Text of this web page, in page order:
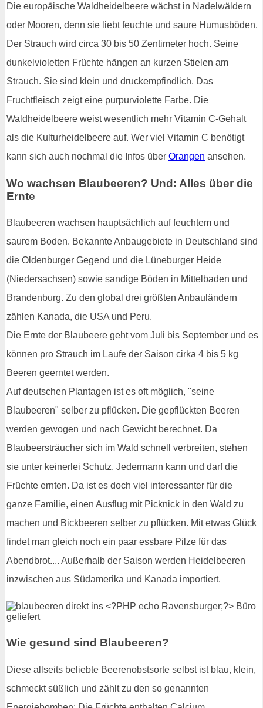
Die europäische Waldheidelbeere wächst in Nadelwäldern
oder Mooren, denn sie liebt feuchte und saure Humusböden.
Der Strauch wird circa 30 bis 50 Zentimeter hoch. Seine
dunkelvioletten Früchte hängen an kurzen Stielen am
Strauch. Sie sind klein und druckempfindlich. Das
Fruchtfleisch zeigt eine purpurviolette Farbe. Die
Waldheidelbeere weist wesentlich mehr Vitamin C-Gehalt
als die Kulturheidelbeere auf. Wer viel Vitamin C benötigt
kann sich auch nochmal die Infos über Orangen ansehen.
Wo wachsen Blaubeeren? Und: Alles über die
Ernte
Blaubeeren wachsen hauptsächlich auf feuchtem und
saurem Boden. Bekannte Anbaugebiete in Deutschland sind
die Oldenburger Gegend und die Lüneburger Heide
(Niedersachsen) sowie sandige Böden in Mittelbaden und
Brandenburg. Zu den global drei größten Anbauländern
zählen Kanada, die USA und Peru.
Die Ernte der Blaubeere geht vom Juli bis September und es
können pro Strauch im Laufe der Saison cirka 4 bis 5 kg
Beeren geerntet werden.
Auf deutschen Plantagen ist es oft möglich, "seine
Blaubeeren" selber zu pflücken. Die gepflückten Beeren
werden gewogen und nach Gewicht berechnet. Da
Blaubeersträucher sich im Wald schnell verbreiten, stehen
sie unter keinerlei Schutz. Jedermann kann und darf die
Früchte ernten. Da ist es doch viel interessanter für die
ganze Familie, einen Ausflug mit Picknick in den Wald zu
machen und Bickbeeren selber zu pflücken. Mit etwas Glück
findet man gleich noch ein paar essbare Pilze für das
Abendbrot.... Außerhalb der Saison werden Heidelbeeren
inzwischen aus Südamerika und Kanada importiert.
Wie gesund sind Blaubeeren?
Diese allseits beliebte Beerenobstsorte selbst ist blau, klein,
schmeckt süßlich und zählt zu den so genannten